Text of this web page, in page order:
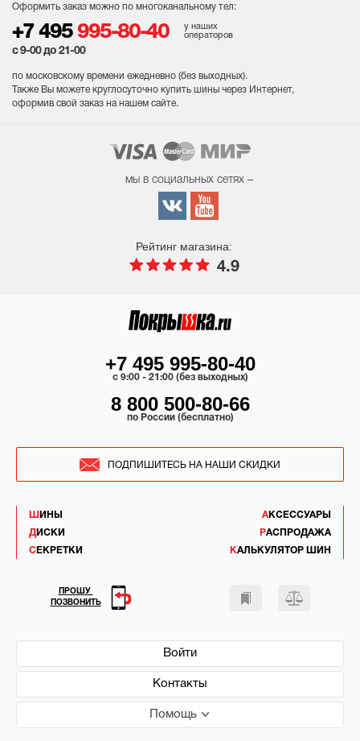
Оформить заказ можно по многоканальному тел:
+7 495 995-80-40
у наших
операторов
с 9-00 до 21-00
по московскому времени ежедневно (без выходных).
Также Вы можете круглосуточно купить шины через Интернет,
оформив свой заказ на нашем сайте.
мы в социальных сетях –
Рейтинг магазина:
4.9
ШИНЫ
ДИСКИ
СЕКРЕТКИ
АКСЕССУАРЫ
РАСПРОДАЖА
КАЛЬКУЛЯТОР ШИН
Войти
Контакты
Помощь
+7 495 995-80-40
c 9:00 - 21:00 (без выходных)
8 800 500-80-66
по России (бесплатно)
ПОДПИШИТЕСЬ НА НАШИ СКИДКИ
ПРОШУ
ПОЗВОНИТЬ